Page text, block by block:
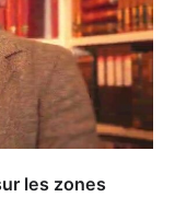
les zones